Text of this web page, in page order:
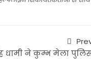
धामी ने कुम्भ मेला